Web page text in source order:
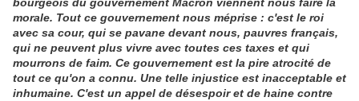
morale. Tout ce gouvernement nous méprise : c'est le roi
avec sa cour, qui se pavane devant nous, pauvres français,
qui ne peuvent plus vivre avec toutes ces taxes et qui
mourrons de faim. Ce gouvernement est la pire atrocité de
tout ce qu'on a connu. Une telle injustice est inacceptable et
inhumaine. C'est un appel de désespoir et de haine contre